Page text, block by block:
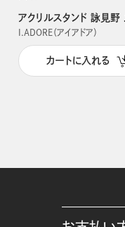
アクリルスタンド 詠見野
I.ADORE（アイアドア）
カートに入れる